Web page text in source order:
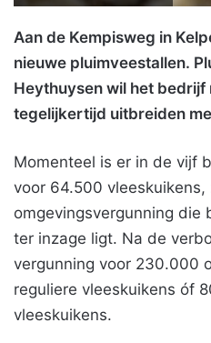
Aan de Kempisweg in
nieuwe pluimveestallen.
Heythuysen wil het bedrijf
tegelijkertijd uitbreiden
Momenteel is er in de vijf
voor 64.500 vleeskuikens,
omgevingsvergunning die
ter inzage ligt. Na de
vergunning voor 230.000
reguliere vleeskuikens óf
vleeskuikens.